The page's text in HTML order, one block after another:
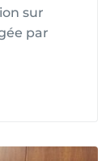
sur
par